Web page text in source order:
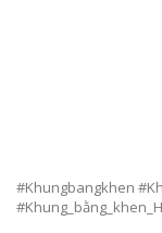
#Khungbangkhen